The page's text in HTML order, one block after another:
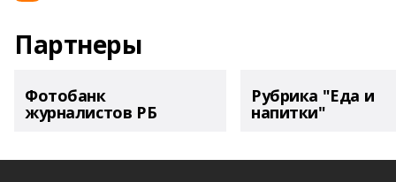
Партнеры
Фотобанк
журналистов РБ
Рубрика "Еда и
напитки"